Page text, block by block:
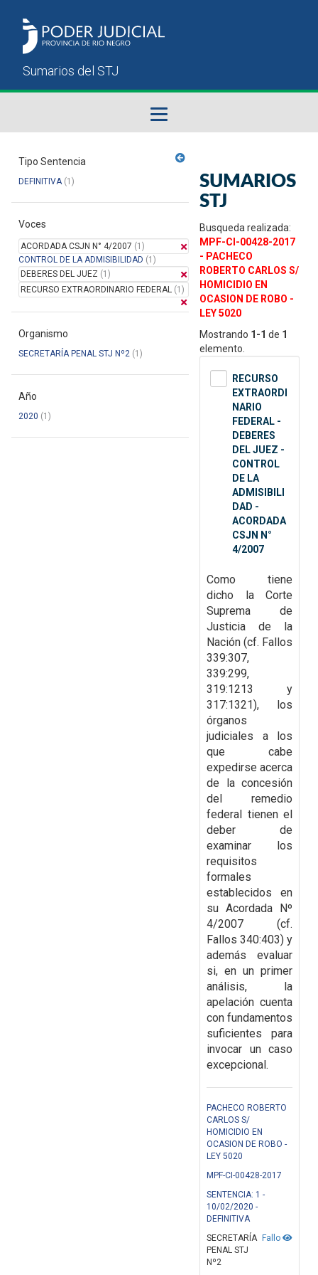
Sumarios del STJ
Manual del Usuario
Tipo Sentencia
DEFINITIVA(1)
Voces
ACORDADA CSJN N° 4/2007 (1)
CONTROL DE LA ADMISIBILIDAD (1)
DEBERES DEL JUEZ (1)
RECURSO EXTRAORDINARIO FEDERAL (1)
Organismo
SECRETARÍA PENAL STJ Nº2 (1)
Año
2020 (1)
SUMARIOS
STJ
Busqueda realizada:
MPF-CI-00428-2017
- PACHECO
ROBERTO CARLOS S/
HOMICIDIO EN
OCASION DE ROBO -
LEY 5020
Mostrando 1-1 de 1
elemento.
RECURSO
EXTRAORDI
NARIO
FEDERAL -
DEBERES
DEL JUEZ -
CONTROL
DE LA
ADMISIBILI
DAD -
ACORDADA
CSJN N°
4/2007
Como tiene
dicho la Corte
Suprema de
Justicia de la
Nación (cf. Fallos
339:307,
339:299,
319:1213 y
317:1321), los
órganos
judiciales a los
que cabe
expedirse acerca
de la concesión
del remedio
federal tienen el
deber de
examinar los
requisitos
formales
establecidos en
su Acordada Nº
4/2007 (cf.
Fallos 340:403) y
además evaluar
si, en un primer
análisis, la
apelación cuenta
con fundamentos
suficientes para
invocar un caso
excepcional.
PACHECO ROBERTO
CARLOS S/
HOMICIDIO EN
OCASION DE ROBO -
LEY 5020
MPF-CI-00428-2017
SENTENCIA: 1 -
10/02/2020 -
DEFINITIVA
Fallo
SECRETARÍA
PENAL STJ
Nº2